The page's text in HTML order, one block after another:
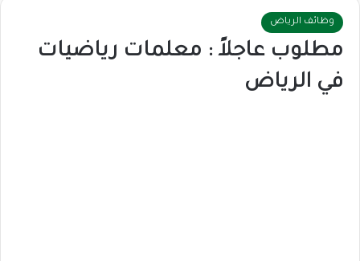
وظائف الرياض
مطلوب عاجلاً : معلمات رياضيات
في الرياض